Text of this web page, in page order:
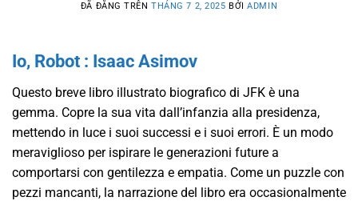
ĐÃ ĐĂNG TRÊNTHÁNG 7 2, 2025 BỞIADMIN
Io, Robot : Isaac Asimov
Questo breve libro illustrato biografico di JFK è una
gemma. Copre la sua vita dall’infanzia alla presidenza,
mettendo in luce i suoi successi e i suoi errori. È un modo
meraviglioso per ispirare le generazioni future a
comportarsi con gentilezza e empatia. Come un puzzle con
pezzi mancanti, la narrazione del libro era occasionalmente